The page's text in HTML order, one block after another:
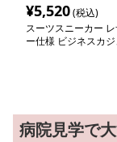
¥5,520(税込)
スーツスニーカー
ー仕様 ビジネスカジ
病院見学で